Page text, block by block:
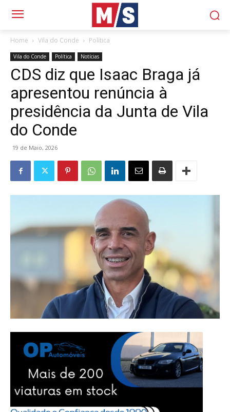
Home Vila do Conde Política
Vila do Conde Política Notícias
CDS diz que Isaac Braga já
apresentou renúncia à
presidência da Junta de Vila
do Conde
19 de Maio, 2026